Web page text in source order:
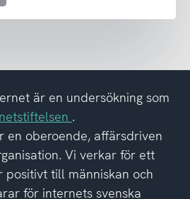
är en undersökning som
.
en oberoende, affärsdriven
Vi verkar för ett
till människan och
för internets svenska